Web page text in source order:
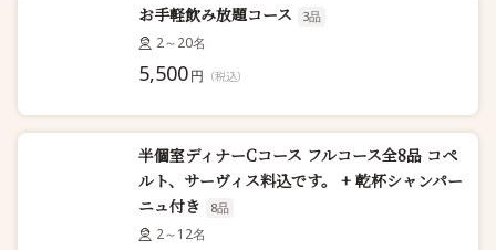
お手軽飲み放題コース 3品
2～20名
5,500円 （税込）
半個室ディナーCコース フルコース全8品 コペ
ルト、サーヴィス料込です。 + 乾杯シャンパー
ニュ付き
8品
2～12名